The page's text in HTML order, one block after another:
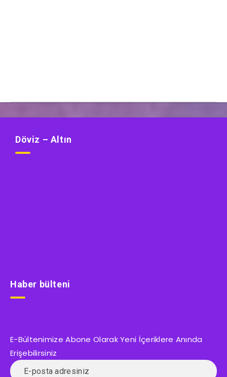
Döviz – Altın
Haber bülteni
E-Bültenimize Abone Olarak Yeni İçeriklere Anında
Erişebilirsiniz